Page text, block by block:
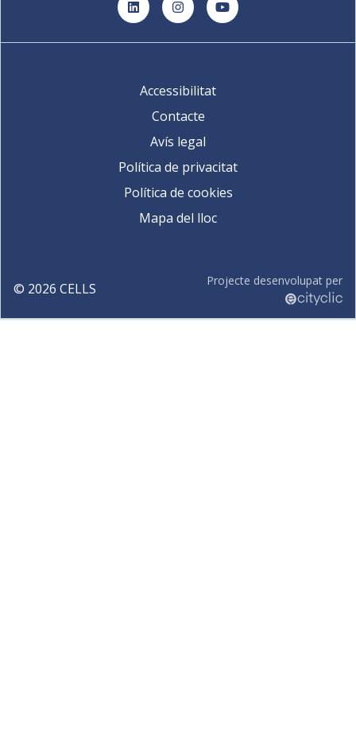
LinkedInInstagramYouTube
Accessibilitat
Contacte
Avís legal
Política de privacitat
Política de cookies
Mapa del lloc
© 2026 CELLS Projecte desenvolupat per